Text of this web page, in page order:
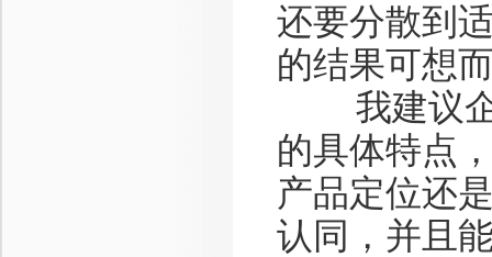
还要分散到
的结果可想
我建议企
的具体特点
产品定位还
认同，并且